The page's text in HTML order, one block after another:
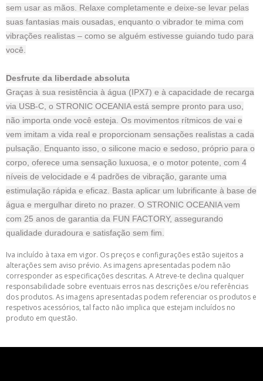
sem usar as mãos. Relaxe completamente e deixe-se levar pelas
suas fantasias mais ousadas, enquanto o vibrador te mima com
vibrações realistas – como se alguém estivesse guiando tudo para
você.
Desfrute da liberdade absoluta
Graças à sua resistência à água (IPX7) e à capacidade de recarga
via USB-C, o STRONIC OCEANIA está sempre pronto para uso,
não importa onde você esteja. Os movimentos rítmicos de vai e
vem imitam a vida real e proporcionam sensações realistas a cada
pulsação. Enquanto isso, o silicone macio e sedoso, próprio para o
corpo, oferece uma sensação luxuosa, e o motor potente, com 4
níveis de velocidade e 4 padrões de vibração, garante uma
estimulação rápida e eficaz. Basta aplicar um lubrificante à base de
água e mergulhar direto no prazer. O STRONIC OCEANIA vem
com 25 anos de garantia da FUN FACTORY, assegurando
qualidade duradoura e satisfação sem fim.
Iva incluído à taxa em vigor. Os preços e configurações estão sujeitos a
alterações sem aviso prévio. As imagens apresentadas podem não
corresponder as especificações descritas. A Atreve-te declina qualquer
responsabilidade sobre eventuais erros nas descrições e/ou referências
dos produtos. As imagens apresentadas podem referenciar os produtos e
respetivos acessórios, tal facto não implica que estejam incluídos no
produto em questão.